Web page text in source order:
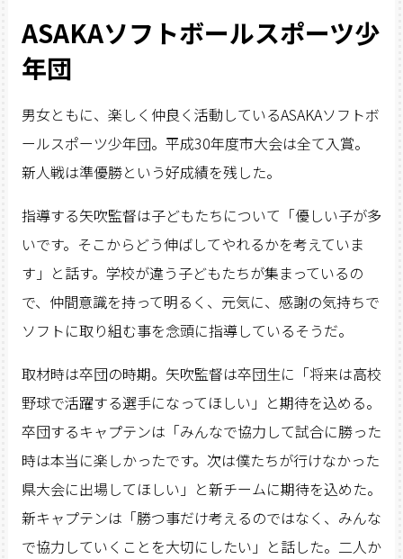
ASAKAソフトボールスポーツ少
年団
男女ともに、楽しく仲良く活動しているASAKAソフトボ
ールスポーツ少年団。平成30年度市大会は全て入賞。
新人戦は準優勝という好成績を残した。
指導する矢吹監督は子どもたちについて「優しい子が多
いです。そこからどう伸ばしてやれるかを考えていま
す」と話す。学校が違う子どもたちが集まっているの
で、仲間意識を持って明るく、元気に、感謝の気持ちで
ソフトに取り組む事を念頭に指導しているそうだ。
取材時は卒団の時期。矢吹監督は卒団生に「将来は高校
野球で活躍する選手になってほしい」と期待を込める。
卒団するキャプテンは「みんなで協力して試合に勝った
時は本当に楽しかったです。次は僕たちが行けなかった
県大会に出場してほしい」と新チームに期待を込めた。
新キャプテンは「勝つ事だけ考えるのではなく、みんな
で協力していくことを大切にしたい」と話した。二人か